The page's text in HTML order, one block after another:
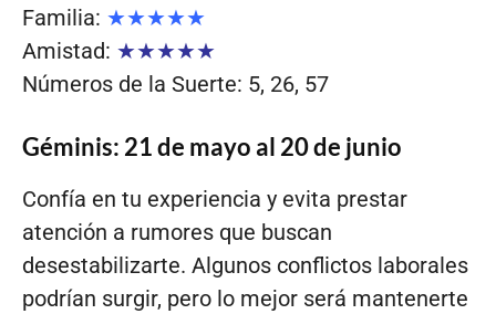
Familia: ★★★★★
Amistad: ★★★★★
Números de la Suerte: 5, 26, 57
Géminis: 21 de mayo al 20 de junio
Confía en tu experiencia y evita prestar
atención a rumores que buscan
desestabilizarte. Algunos conflictos laborales
podrían surgir, pero lo mejor será mantenerte